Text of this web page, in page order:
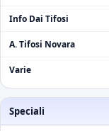
Info Dai Tifosi
A. Tifosi Novara
Varie
Speciali